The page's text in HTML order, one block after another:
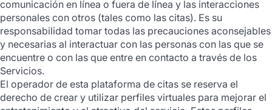
comunicación en línea o fuera de línea y las interacciones
personales con otros (tales como las citas). Es su
responsabilidad tomar todas las precauciones aconsejables
y necesarias al interactuar con las personas con las que se
encuentre o con las que entre en contacto a través de los
Servicios.
El operador de esta plataforma de citas se reserva el
derecho de crear y utilizar perfiles virtuales para mejorar el